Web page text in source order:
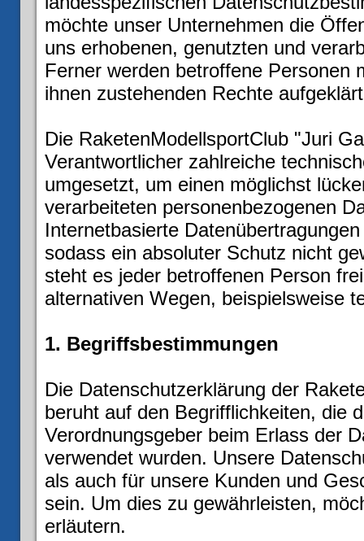
möchte unser Unternehmen die
uns erhobenen, genutzten und
Ferner werden betroffene Personen
ihnen zustehenden Rechte
Die RaketenModellsportClub "Juri
Verantwortlicher zahlreiche
umgesetzt, um einen möglichst
verarbeiteten personenbezogenen
Internetbasierte
sodass ein absoluter Schutz nicht
steht es jeder betroffenen Person
alternativen Wegen, beispielsweise
1. Begriffsbestimmungen
Die Datenschutzerklärung der
beruht auf den Begrifflichkeiten, die
Verordnungsgeber beim Erlass der
verwendet wurden. Unsere
als auch für unsere Kunden und
sein. Um dies zu gewährleisten,
erläutern.